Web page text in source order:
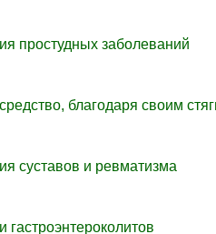
простудных заболеваний
благодаря своим
суставов и ревматизма